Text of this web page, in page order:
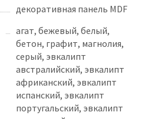
декоративная панель MDF
агат, бежевый, белый,
бетон, графит, магнолия,
серый, эвкалипт
австралийский, эвкалипт
африканский, эвкалипт
испанский, эвкалипт
португальский, эвкалипт